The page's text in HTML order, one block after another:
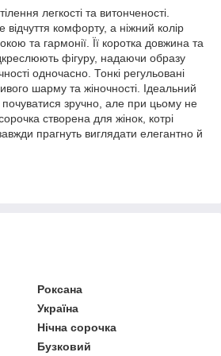
легкості та витонченості.
комфорту, а ніжний колір
та гармонії. Її коротка довжина та
фігуру, надаючи образу
одночасно. Тонкі регульовані
шарму та жіночності. Ідеальний
почуватися зручно, але при цьому не
створена для жінок, котрі
прагнуть виглядати елегантно й
Роксана
Україна
Нічна сорочка
Бузковий